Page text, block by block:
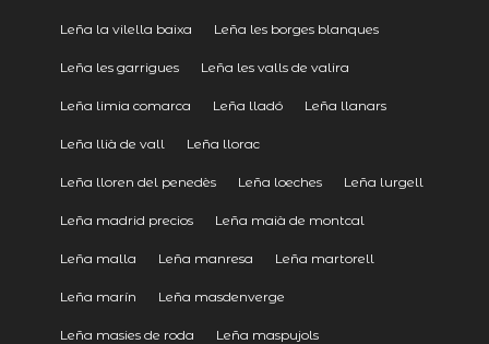
Leña la vilella baixa Leña les borges blanques
Leña les garrigues Leña les valls de valira
Leña limia comarca Leña lladó Leña llanars
Leña llià de vall Leña llorac
Leña lloren del penedès Leña loeches Leña lurgell
Leña madrid precios Leña maià de montcal
Leña malla Leña manresa Leña martorell
Leña marín Leña masdenverge
Leña masies de roda Leña maspujols